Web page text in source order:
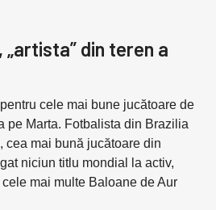
„artista” din teren a
cele mai bune jucătoare de
pe Marta. Fotbalista din Brazilia
cea mai bună jucătoare din
niciun titlu mondial la activ,
mai multe Baloane de Aur